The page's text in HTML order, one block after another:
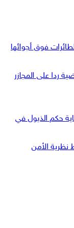
فوق أجوائها
ردا على المجازر
حكم الذيول في
الأمن